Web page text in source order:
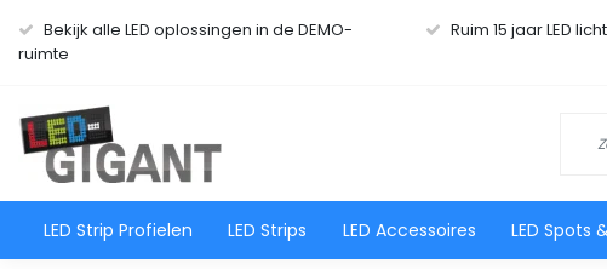
Bekijk alle LED oplossingen in de DEMO-
ruimte
Ruim 15 jaar LED
LED Strip Profielen LED Strips LED Accessoires LED Spots